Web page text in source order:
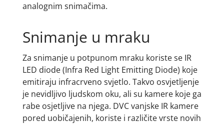
analognim snimačima.
Snimanje u mraku
Za snimanje u potpunom mraku koriste se IR
LED diode (Infra Red Light Emitting Diode) koje
emitiraju infracrveno svjetlo. Takvo osvjetljenje
je nevidljivo ljudskom oku, ali su kamere koje ga
rabe osjetljive na njega. DVC vanjske IR kamere
pored uobičajenih, koriste i različite vrste novih